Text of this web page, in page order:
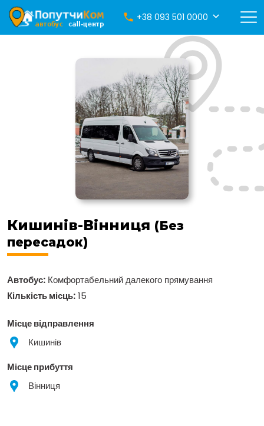
+38 093 501 0000
Кишинів-Вінниця (Без
пересадок)
Автобус: Комфортабельний далекого прямування
Кількість місць:15
Місце відправлення
Кишинів
Місце прибуття
Вінниця